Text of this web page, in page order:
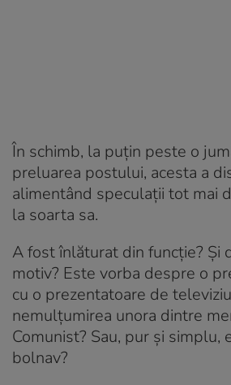
În schimb, la puțin peste o
preluarea postului, acesta a
alimentând speculații tot mai
la soarta sa.
A fost înlăturat din funcție? Și
motiv? Este vorba despre o
cu o prezentatoare de
nemulțumirea unora dintre
Comunist? Sau, pur și simplu,
bolnav?